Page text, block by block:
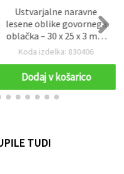
Ustvarjalne naravne
lesene oblike govornega
oblačka – 30 x 25 x 3 mm
(set 20) – idealno za
in personalizirane DIY
dekoracije
Koda izdelka: 830406
Dodaj v košarico
TUDI